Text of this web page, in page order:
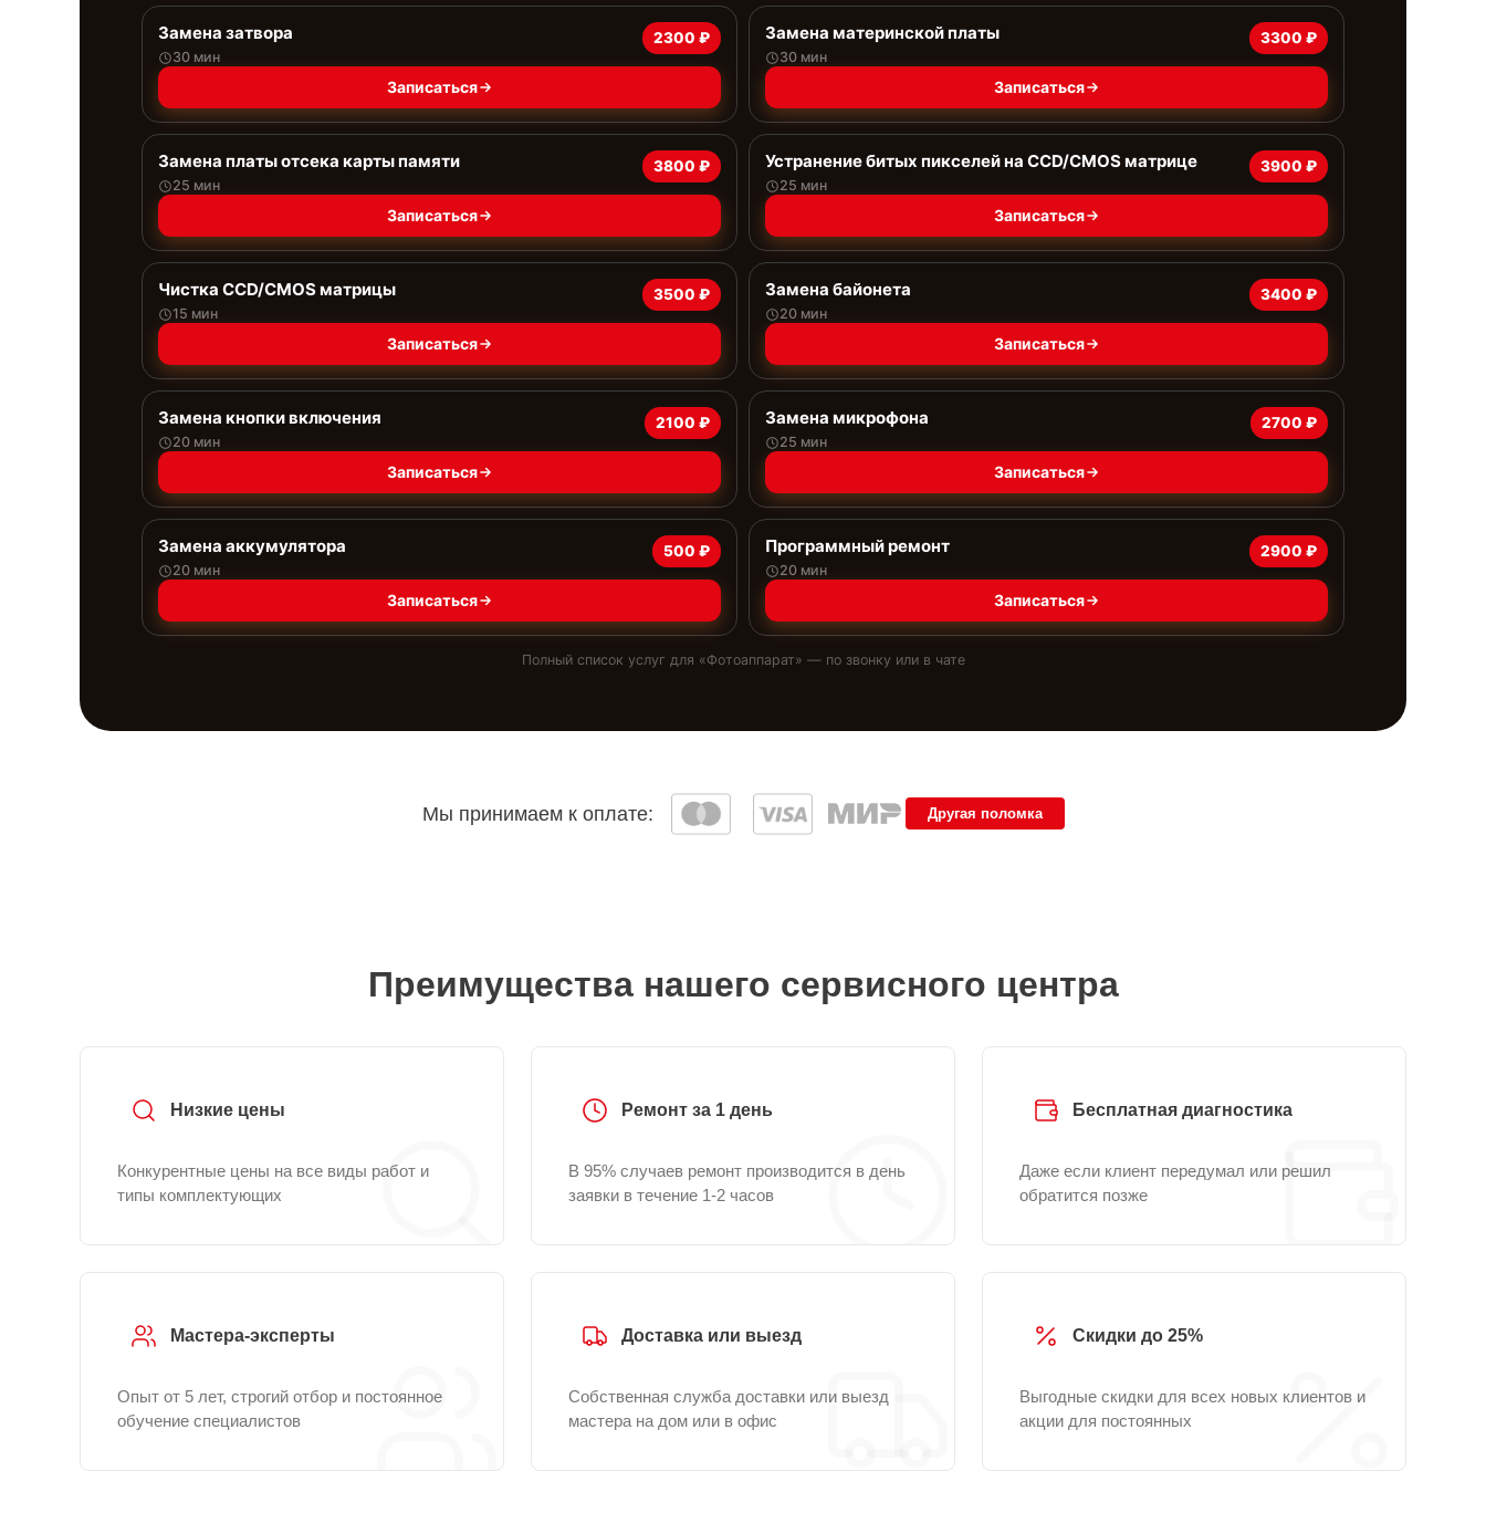
Замена затвора
30 мин
2300 ₽
Записаться
Замена материнской платы
30 мин
3300 ₽
Записаться
Замена платы отсека карты памяти
25 мин
3800 ₽
Записаться
Устранение битых пикселей на CCD/CMOS матрице
25 мин
3900 ₽
Записаться
Чистка CCD/CMOS матрицы
15 мин
3500 ₽
Записаться
Замена байонета
20 мин
3400 ₽
Записаться
Замена кнопки включения
20 мин
2100 ₽
Записаться
Замена микрофона
25 мин
2700 ₽
Записаться
Замена аккумулятора
20 мин
500 ₽
Записаться
Программный ремонт
20 мин
2900 ₽
Записаться
Полный список услуг для «Фотоаппарат» — по звонку или в чате
Мы принимаем к оплате: Другая поломка
Преимущества нашего сервисного центра
Низкие цены
Конкурентные цены на все виды работ и
типы комплектующих
Ремонт за 1 день
В 95% случаев ремонт производится в день
заявки в течение 1-2 часов
Бесплатная диагностика
Даже если клиент передумал или решил
обратится позже
Мастера-эксперты
Опыт от 5 лет, строгий отбор и постоянное
обучение специалистов
Доставка или выезд
Собственная служба доставки или выезд
мастера на дом или в офис
Скидки до 25%
Выгодные скидки для всех новых клиентов и
акции для постоянных